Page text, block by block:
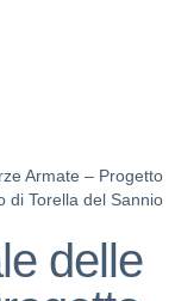
Armate – Progetto
di Torella del Sannio
delle